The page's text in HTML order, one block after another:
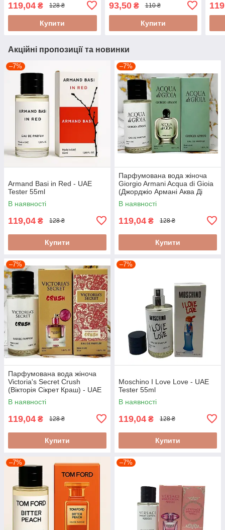
119,04 ₴ 128 ₴
Купити
93,50₴ 110 ₴
Купити
Акційні пропозиції та новинки
–7%
Armand Basi in Red - UAE
Tester 55ml
В наявності
119,04 ₴ 128 ₴
Купити
–7%
Парфумована вода жіноча
Giorgio Armani Acqua di Gioia
(Джорджіо Армані Аква Ді
Джоя) - UAE Tester 55ml
В наявності
119,04 ₴ 128 ₴
Купити
–7%
Парфумована вода жіноча
Victoria's Secret Crush
(Вікторія Сікрет Краш) - UAE
Tester 55ml
В наявності
119,04 ₴ 128 ₴
Купити
–7%
Moschino I Love Love - UAE
Tester 55ml
В наявності
119,04 ₴ 128 ₴
Купити
–7% –7%